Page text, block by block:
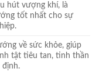
hút vượng khí, là
tốt nhất cho sự
về sức khỏe, giúp
tật tiêu tan, tinh thần
định.